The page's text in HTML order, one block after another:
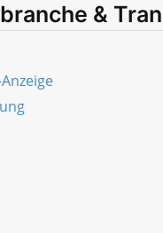
&